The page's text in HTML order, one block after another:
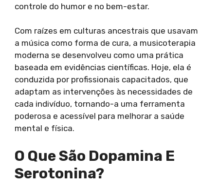
controle do humor e no bem-estar.
Com raízes em culturas ancestrais que usavam
a música como forma de cura, a musicoterapia
moderna se desenvolveu como uma prática
baseada em evidências científicas. Hoje, ela é
conduzida por profissionais capacitados, que
adaptam as intervenções às necessidades de
cada indivíduo, tornando-a uma ferramenta
poderosa e acessível para melhorar a saúde
mental e física.
O Que São Dopamina E
Serotonina?